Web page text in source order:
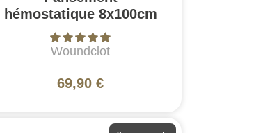
hémostatique 8x100cm
Woundclot
69,90 €